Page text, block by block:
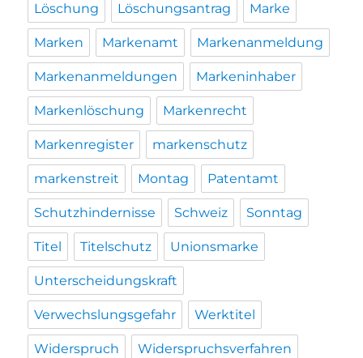
Löschung Löschungsantrag Marke
Marken Markenamt Markenanmeldung
Markenanmeldungen Markeninhaber
Markenlöschung Markenrecht
Markenregister markenschutz
markenstreit Montag Patentamt
Schutzhindernisse Schweiz Sonntag
Titel Titelschutz Unionsmarke
Unterscheidungskraft
Verwechslungsgefahr Werktitel
Widerspruch Widerspruchsverfahren